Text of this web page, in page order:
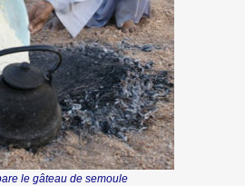
le gâteau de semoule